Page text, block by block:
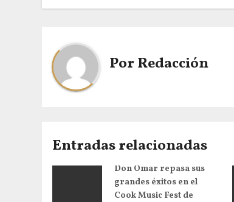
PorRedacción
Entradas relacionadas
Don Omar repasa sus
grandes éxitos en el
Cook Music Fest de